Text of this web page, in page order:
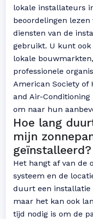
lokale installateurs
beoordelingen
diensten van de
gebruikt. U kunt
lokale
professionele
American Society of
and Air-Conditioning
om naar hun
Hoe lang
mijn
geïnstalleerd?
Het hangt af van de
systeem en de
duurt een installatie
maar het kan ook
tijd nodig is om de